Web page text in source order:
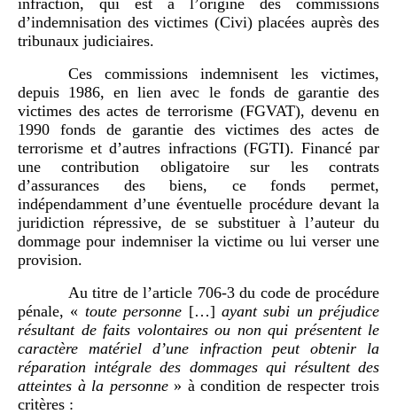
d’indemnisation des victimes (Civi) placées auprès des
tribunaux judiciaires.
Ces commissions indemnisent les victimes,
depuis 1986, en lien avec le fonds de garantie des
victimes des actes de terrorisme (FGVAT), devenu en
1990 fonds de garantie des victimes des actes de
terrorisme et d’autres infractions (FGTI). Financé par
une contribution obligatoire sur les contrats
d’assurances des biens, ce fonds permet,
indépendamment d’une éventuelle procédure devant la
juridiction répressive, de se substituer à l’auteur du
dommage pour indemniser la victime ou lui verser une
provision.
Au titre de l’article 706-3 du code de procédure
pénale, « toute personne […] ayant subi un préjudice
résultant de faits volontaires ou non qui présentent le
caractère matériel d’une infraction peut obtenir la
réparation intégrale des dommages qui résultent des
atteintes à la personne» à condition de respecter trois
critères :